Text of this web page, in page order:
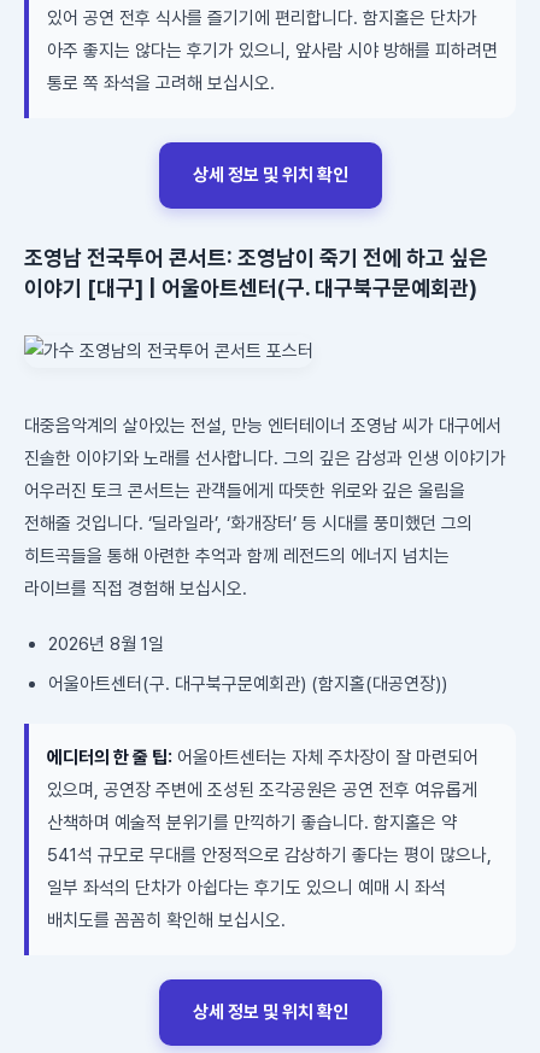
있어 공연 전후 식사를 즐기기에 편리합니다. 함지홀은 단차가
아주 좋지는 않다는 후기가 있으니, 앞사람 시야 방해를 피하려면
통로 쪽 좌석을 고려해 보십시오.
상세 정보 및 위치 확인
조영남 전국투어 콘서트: 조영남이 죽기 전에 하고 싶은
이야기 [대구] | 어울아트센터(구. 대구북구문예회관)
대중음악계의 살아있는 전설, 만능 엔터테이너 조영남 씨가 대구에서
진솔한 이야기와 노래를 선사합니다. 그의 깊은 감성과 인생 이야기가
어우러진 토크 콘서트는 관객들에게 따뜻한 위로와 깊은 울림을
전해줄 것입니다. ‘딜라일라’, ‘화개장터’ 등 시대를 풍미했던 그의
히트곡들을 통해 아련한 추억과 함께 레전드의 에너지 넘치는
라이브를 직접 경험해 보십시오.
2026년 8월 1일
어울아트센터(구. 대구북구문예회관) (함지홀(대공연장))
에디터의 한 줄 팁: 어울아트센터는 자체 주차장이 잘 마련되어
있으며, 공연장 주변에 조성된 조각공원은 공연 전후 여유롭게
산책하며 예술적 분위기를 만끽하기 좋습니다. 함지홀은 약
541석 규모로 무대를 안정적으로 감상하기 좋다는 평이 많으나,
일부 좌석의 단차가 아쉽다는 후기도 있으니 예매 시 좌석
배치도를 꼼꼼히 확인해 보십시오.
상세 정보 및 위치 확인